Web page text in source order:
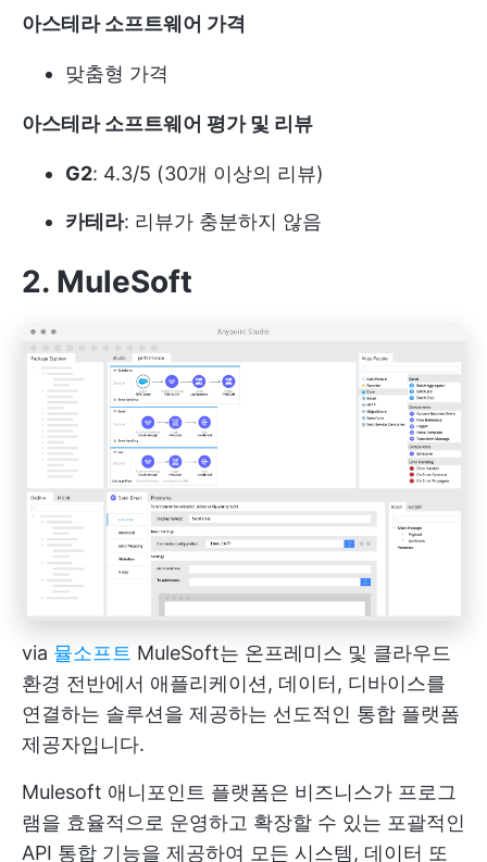
아스테라 소프트웨어 가격
맞춤형 가격
아스테라 소프트웨어 평가 및 리뷰
G2: 4.3/5 (30개 이상의 리뷰)
카테라: 리뷰가 충분하지 않음
2. MuleSoft
via 뮬소프트 MuleSoft는 온프레미스 및 클라우드
환경 전반에서 애플리케이션, 데이터, 디바이스를
연결하는 솔루션을 제공하는 선도적인 통합 플랫폼
제공자입니다.
Mulesoft 애니포인트 플랫폼은 비즈니스가 프로그
램을 효율적으로 운영하고 확장할 수 있는 포괄적인
API 통합 기능을 제공하여 모든 시스템, 데이터 또